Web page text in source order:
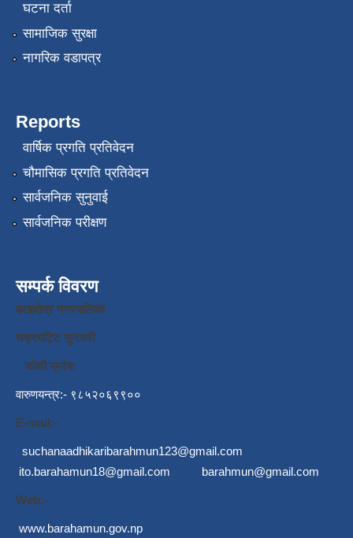
घटना दर्ता
सामाजिक सुरक्षा
नागरिक वडापत्र
Reports
वार्षिक प्रगति प्रतिवेदन
चौमासिक प्रगति प्रतिवेदन
सार्वजनिक सुनुवाई
सार्वजनिक परीक्षण
सम्पर्क विवरण
बराहक्षेत्र नगरपालिका
चक्रघट्टि सुनसरी
कोशी प्रदेश
वारुणयन्त्र:- ९८५२०६९९००
E-mail:-
suchanaadhikaribarahmun123@gmail.com
ito.barahamun18@gmail.com
barahmun@gmail.com
Web:-
www.barahamun.gov.np